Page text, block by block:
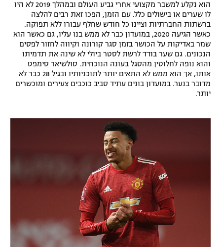
הוא נקלע למשבר מקצועי אחרי גביע העולם ובמהלך 2019 לא היו
לו שערים או בישולים כלל. עם הזמן, הפכו זאת רבים להלצה
ברשתות החברתיות וציינו כל חודש שחלף עבורו ללא תפוקה.
כאשר הגיעה 2020, במועדון כבר לא ממש בנו עליו, גם כאשר הוא
שמר באדיקות על הכושר בזמן סגר קורונה וקיווה לחזור לפסים
הנכונים. גם שער בודד לרשת לסטר ביולי לא שינה את תדמיתו
והוא נופה לחלוטין מהסגל בעונה הנוכחית. סולשיאר סימפט
אותו, אך הוא ממש לא התאים יותר לתוכניותיו ובגיל 28 כבר לא
מדובר בנער. במועדון בונים עתיד סביב כוכבים צעירים ומוכשרים
יותר.